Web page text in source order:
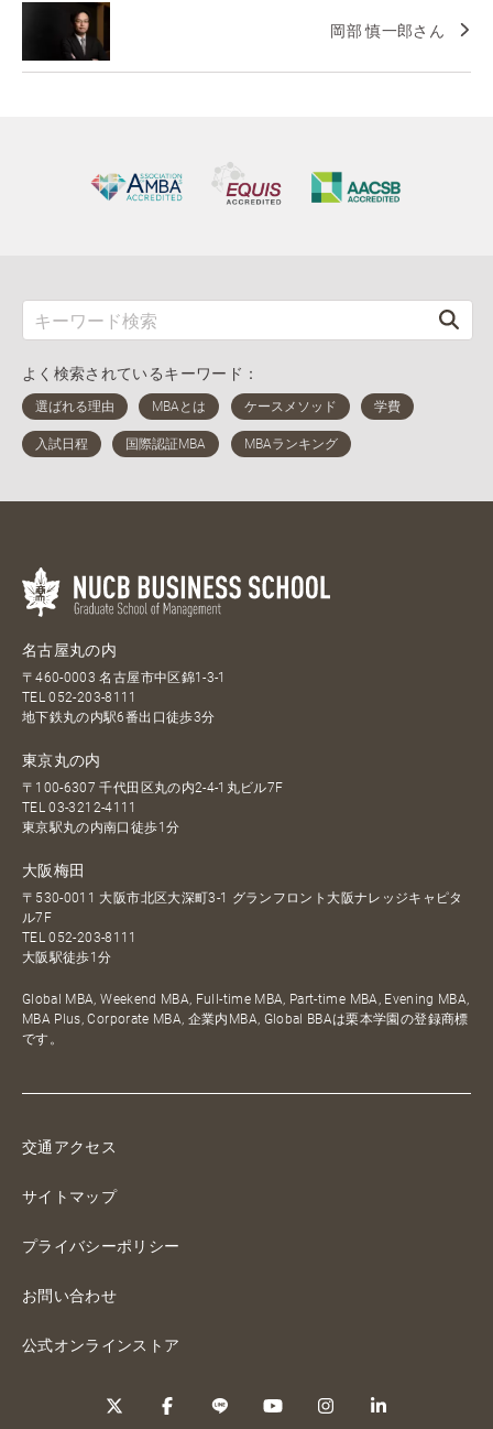
岡部 慎一郎さん
よく検索されているキーワード：
名古屋丸の内
〒460-0003 名古屋市中区錦1-3-1
TEL052-203-8111
地下鉄丸の内駅6番出口徒歩3分
東京丸の内
〒100-6307 千代田区丸の内2-4-1丸ビル7F
TEL03-3212-4111
東京駅丸の内南口徒歩1分
大阪梅田
〒530-0011 大阪市北区大深町3-1 グランフロント大阪ナレッジキャピタ
ル7F
TEL052-203-8111
大阪駅徒歩1分
Global MBA, Weekend MBA, Full-time MBA, Part-time MBA, Evening MBA,
MBA Plus, Corporate MBA, 企業内MBA, Global BBAは栗本学園の登録商標
です。
交通アクセス
サイトマップ
プライバシーポリシー
お問い合わせ
公式オンラインストア